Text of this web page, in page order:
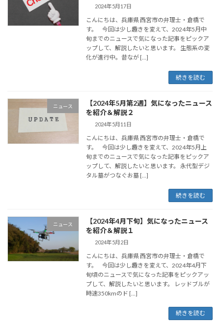
2024年5月17日
こんにちは、兵庫県 西宮市の弁理士・倉橋で
す。 今回は少し趣きを変えて、2024年5月中
旬までのニュースで気になった記事をピックア
ップして、解説したいと思います。 生態系の変
化が進行中。昔なが […]
続きを読む
ニュース
【2024年5月第2週】気になったニュース
を紹介＆解説２
2024年5月11日
こんにちは、兵庫県 西宮市の弁理士・倉橋で
す。 今回は少し趣きを変えて、2024年5月上
旬までのニュースで気になった記事をピックア
ップして、解説したいと思います。 永代型デジ
タル墓がつなぐお墓 […]
続きを読む
ニュース
【2024年4月下旬】気になったニュース
を紹介＆解説１
2024年5月2日
こんにちは、兵庫県 西宮市の弁理士・倉橋で
す。 今回は少し趣きを変えて、2024年4月下
旬頃のニュースで気になった記事をピックアッ
プして、解説したいと思います。 レッドブルが
時速350kmのド […]
続きを読む